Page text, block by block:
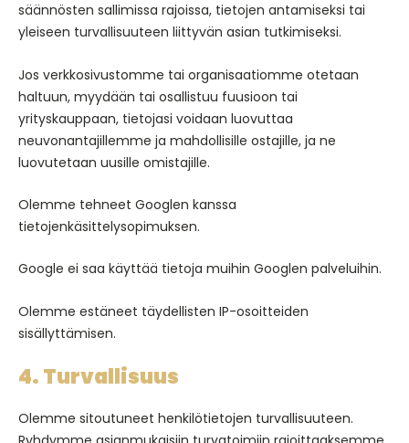
säännösten sallimissa rajoissa, tietojen antamiseksi tai
yleiseen turvallisuuteen liittyvän asian tutkimiseksi.
Jos verkkosivustomme tai organisaatiomme otetaan
haltuun, myydään tai osallistuu fuusioon tai
yrityskauppaan, tietojasi voidaan luovuttaa
neuvonantajillemme ja mahdollisille ostajille, ja ne
luovutetaan uusille omistajille.
Olemme tehneet Googlen kanssa
tietojenkäsittelysopimuksen.
Google ei saa käyttää tietoja muihin Googlen palveluihin.
Olemme estäneet täydellisten IP-osoitteiden
sisällyttämisen.
4. Turvallisuus
Olemme sitoutuneet henkilötietojen turvallisuuteen.